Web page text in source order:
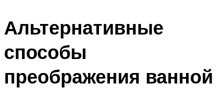
Альтернативные
способы
преображения ванной